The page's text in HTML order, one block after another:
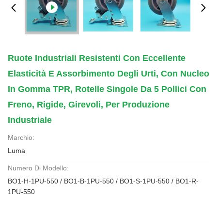
Ruote Industriali Resistenti Con Eccellente
Elasticità E Assorbimento Degli Urti, Con Nucleo
In Gomma TPR, Rotelle Singole Da 5 Pollici Con
Freno, Rigide, Girevoli, Per Produzione
Industriale
Marchio:
Luma
Numero Di Modello:
BO1-H-1PU-550 / BO1-B-1PU-550 / BO1-S-1PU-550 / BO1-R-
1PU-550